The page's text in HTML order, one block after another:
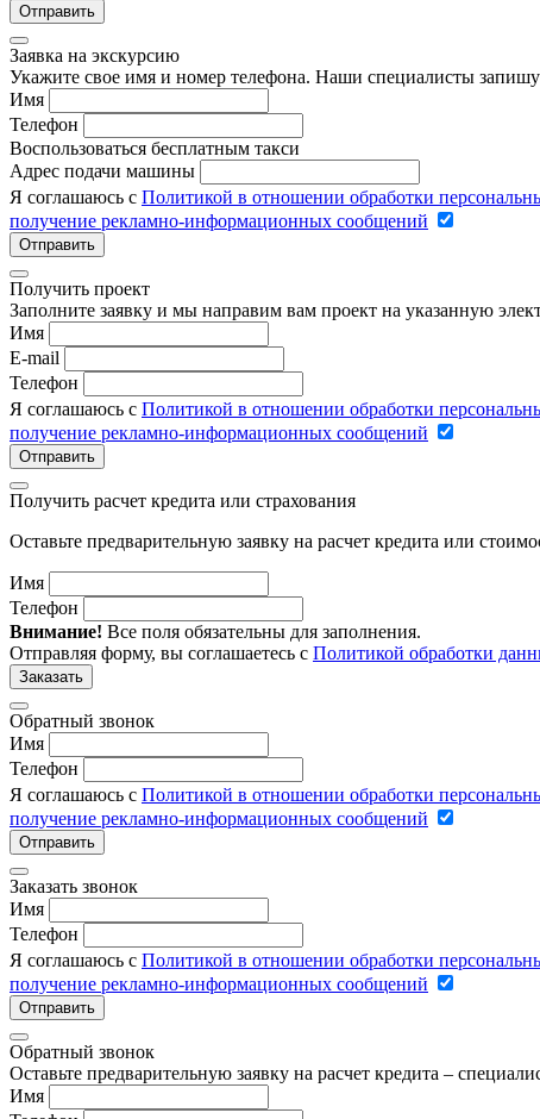
Отправить
Заявка на экскурсию
Укажите свое имя и номер телефона. Наши специалисты
Имя
Телефон
Воспользоваться бесплатным такси
Адрес подачи машины
Я соглашаюсь с Политикой в отношении обработки
получение рекламно-информационных сообщений
Отправить
Получить проект
Заполните заявку и мы направим вам проект на указанную
Имя
E-mail
Телефон
Я соглашаюсь с Политикой в отношении обработки
получение рекламно-информационных сообщений
Отправить
Получить расчет кредита или страхования
Оставьте предварительную заявку на расчет кредита или
Имя
Телефон
Внимание! Все поля обязательны для заполнения.
Отправляя форму, вы соглашаетесь с Политикой обработки
Заказать
Обратный звонок
Имя
Телефон
Я соглашаюсь с Политикой в отношении обработки
получение рекламно-информационных сообщений
Отправить
Заказать звонок
Имя
Телефон
Я соглашаюсь с Политикой в отношении обработки
получение рекламно-информационных сообщений
Отправить
Обратный звонок
Оставьте предварительную заявку на расчет кредита –
Имя